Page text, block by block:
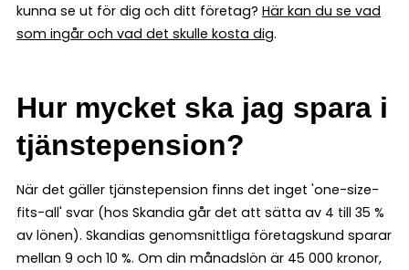
kunna se ut för dig och ditt företag? Här kan du se vad
som ingår och vad det skulle kosta dig.
Hur mycket ska jag spara i
tjänstepension?
När det gäller tjänstepension finns det inget 'one-size-
fits-all' svar (hos Skandia går det att sätta av 4 till 35 %
av lönen). Skandias genomsnittliga företagskund sparar
mellan 9 och 10 %. Om din månadslön är 45 000 kronor,